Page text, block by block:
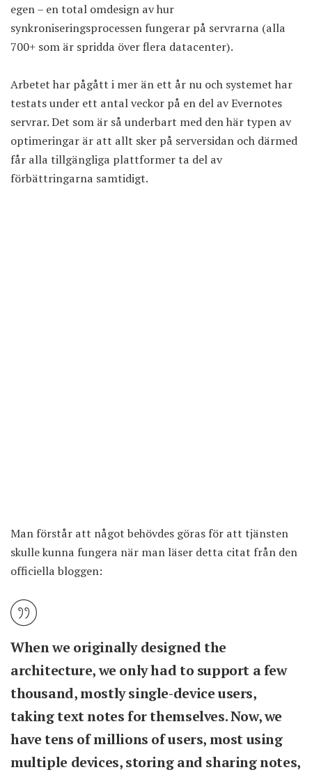
egen – en total omdesign av hur
synkroniseringsprocessen fungerar på servrarna (alla
700+ som är spridda över flera datacenter).
Arbetet har pågått i mer än ett år nu och systemet har
testats under ett antal veckor på en del av Evernotes
servrar. Det som är så underbart med den här typen av
optimeringar är att allt sker på serversidan och därmed
får alla tillgängliga plattformer ta del av
förbättringarna samtidigt.
Man förstår att något behövdes göras för att tjänsten
skulle kunna fungera när man läser detta citat från den
officiella bloggen:
When we originally designed the
architecture, we only had to support a few
thousand, mostly single-device users,
taking text notes for themselves. Now, we
have tens of millions of users, most using
multiple devices, storing and sharing notes,